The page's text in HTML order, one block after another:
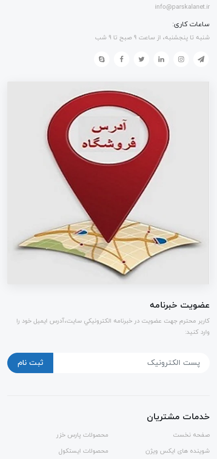
info@parskalanet.ir
ساعات کاری:
شنبه تا پنجشنبه، از ساعت 9 صبح تا 9 شب
عضویت خبرنامه
كاربر محترم جهت عضويت در خبرنامه الكترونيكي سايت،آدرس ایمیل خود را
وارد کنید:
ثبت نام
خدمات مشتریان
صفحه نخست
محصولات پارس خزر
شوینده های ایکس ویژن
محصولات ایستکول